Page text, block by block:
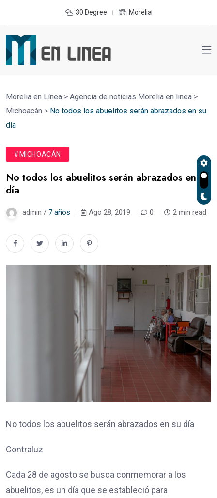
30 Degree Morelia
Morelia en Línea > Agencia de noticias Morelia en linea >
Michoacán > No todos los abuelitos serán abrazados en su
día
#MICHOACÁN
No todos los abuelitos serán abrazados en su
día
admin / 7 años Ago 28, 2019 0 2 min read
No todos los abuelitos serán abrazados en su día
Contraluz
Cada 28 de agosto se busca conmemorar a los
abuelitos, es un día que se estableció para